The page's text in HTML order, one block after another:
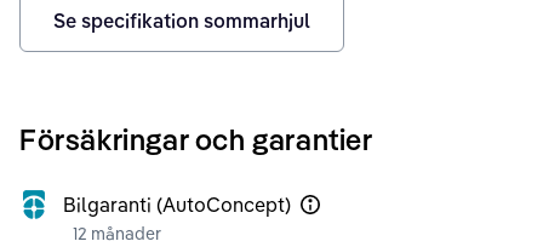
Se specifikation sommarhjul
Försäkringar och garantier
Bilgaranti (AutoConcept)
12 månader